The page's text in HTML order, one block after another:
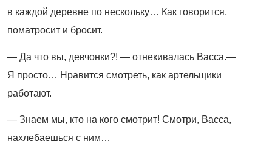
в каждой деревне по нескольку… Как говорится,
поматросит и бросит.
— Да что вы, девчонки?! — отнекивалась Васса.—
Я просто… Нравится смотреть, как артельщики
работают.
— Знаем мы, кто на кого смотрит! Смотри, Васса,
нахлебаешься с ним…